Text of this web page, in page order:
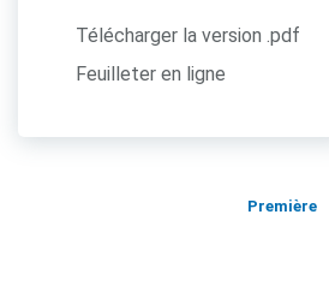
Télécharger la version .pdf
Feuilleter en ligne
Première